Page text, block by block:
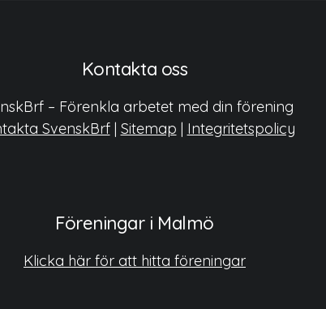
Kontakta oss
– Förenkla arbetet med din förening
SvenskBrf| Sitemap | Integritetspolicy
Föreningar i Malmö
Klicka här för att hitta föreningar